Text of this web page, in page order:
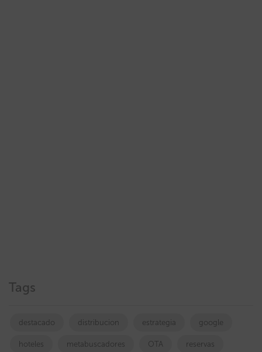
Tags
destacado distribucion estrategia google
hoteles metabuscadores OTA reservas